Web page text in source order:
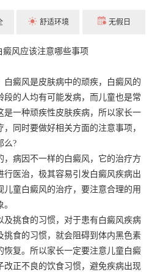
舒适环境 无假日
癜风是皮肤病中的顽疾，白癜风的
的人均有可能发病，而儿童也是常
是一种顽疾性皮肤疾病，所以家长一
同时要做好相关方面的注意事项，
么?
，病因不一样的白癜风，它的治疗方
行医治，极其容易引发白癜风疾病出
童白癜风的治疗，要注意合理的用
及挑食的习惯，对于患有白癜风疾病
挑食的习惯，就会阻碍到体内黑色素
恢复。所以家长一定要注意儿童白癜
改正不良的饮食习惯，避免疾病出现